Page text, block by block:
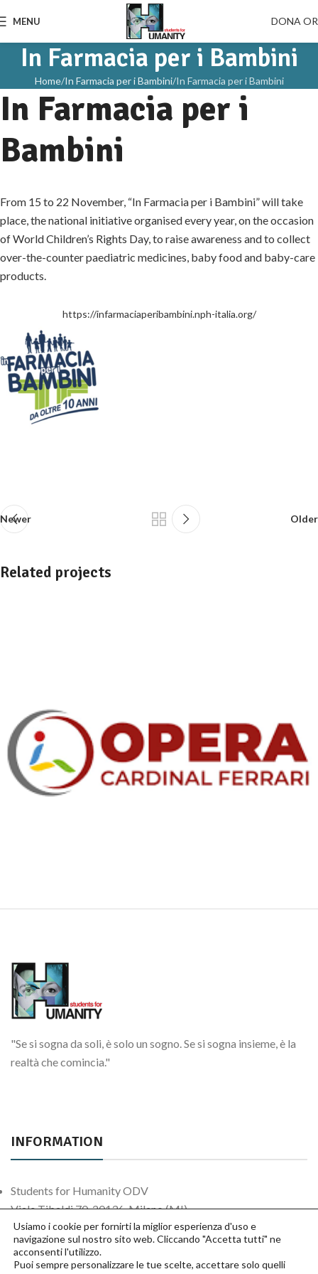
MENU DONA
In Farmacia per i Bambini
Home In Farmacia per i Bambini In Farmacia per i Bambini
In Farmacia per i
Bambini
From 15 to 22 November, “In Farmacia per i Bambini” will take
place, the national initiative organised every year, on the occasion
of World Children’s Rights Day, to raise awareness and to collect
over-the-counter paediatric medicines, baby food and baby-care
products.
https://infarmaciaperibambini.nph-italia.org/
Newer Older
Related projects
"Se si sogna da soli, è solo un sogno. Se si sogna insieme, è la
realtà che comincia."
INFORMATION
Students for Humanity ODV
Viale Tibaldi 70, 20136, Milano (MI)
Contact us
Usiamo i cookie per fornirti la miglior esperienza d'uso e
navigazione sul nostro sito web. Cliccando "Accetta tutti" ne
acconsenti l'utilizzo.
Puoi sempre personalizzare le tue scelte, accettare solo quelli